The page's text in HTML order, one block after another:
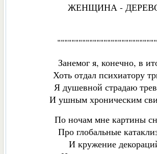
ЖЕНЩИНА -
Занемог я, конечно, в
Хоть отдал психиатору
Я душевной страдаю
И ушным хроническим
По ночам мне картины
Про глобальные
И кружение